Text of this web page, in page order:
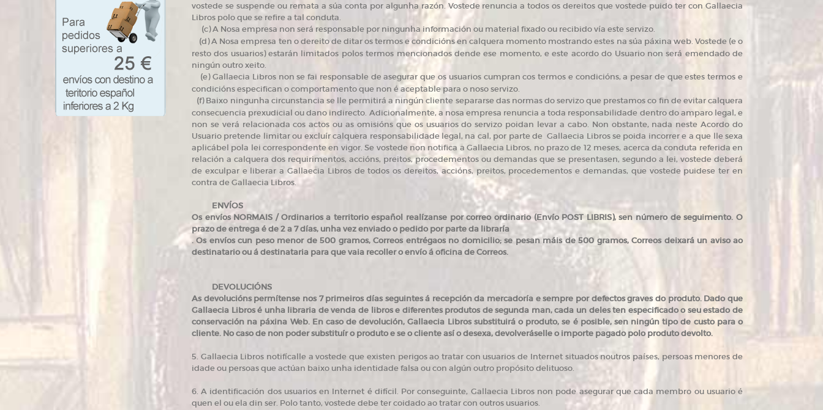
vostede se suspende ou remata a súa conta por algunha razón. Vostede renuncia a todos os dereitos que vostede puido ter con Gallaecia
Libros polo que se refire a tal conduta.
(c) A Nosa empresa non será responsable por ningunha información ou material fixado ou recibido vía este servizo.
(d) A Nosa empresa ten o dereito de ditar os termos e condicións en calquera momento mostrando estes na súa páxina web. Vostede (e o
resto dos usuarios) estarán limitados polos termos mencionados dende ese momento, e este acordo do Usuario non será emendado de
ningún outro xeito.
(e) Gallaecia Libros non se fai responsable de asegurar que os usuarios cumpran cos termos e condicións, a pesar de que estes termos e
condicións especifican o comportamento que non é aceptable para o noso servizo.
(f) Baixo ningunha circunstancia se lle permitirá a ningún cliente separarse das normas do servizo que prestamos co fin de evitar calquera
consecuencia prexudicial ou dano indirecto. Adicionalmente, a nosa empresa renuncia a toda responsabilidade dentro do amparo legal, e
non se verá relacionada cos actos ou as omisións que os usuarios do servizo poidan levar a cabo. Non obstante, nada neste Acordo do
Usuario pretende limitar ou excluír calquera responsabilidade legal, na cal, por parte de Gallaecia Libros se poida incorrer e a que lle sexa
aplicábel pola lei correspondente en vigor. Se vostede non notifica a Gallaecia Libros, no prazo de 12 meses, acerca da conduta referida en
relación a calquera dos requirimentos, accións, preitos, procedementos ou demandas que se presentasen, segundo a lei, vostede deberá
de exculpar e liberar a Gallaecia Libros de todos os dereitos, accións, preitos, procedementos e demandas, que vostede puidese ter en
contra de Gallaecia Libros.
ENVÍOS
Os envíos NORMAIS / Ordinarios a territorio español realízanse por correo ordinario (Envío POST LIBRIS), sen número de seguimento. O
prazo de entrega é de 2 a 7 días, unha vez enviado o pedido por parte da libraría
. Os envíos cun peso menor de 500 gramos, Correos entrégaos no domicilio; se pesan máis de 500 gramos, Correos deixará un aviso ao
destinatario ou á destinataria para que vaia recoller o envío á oficina de Correos.
DEVOLUCIÓNS
As devolucións permítense nos 7 primeiros días seguintes á recepción da mercadoría e sempre por defectos graves do produto. Dado que
Gallaecia Libros é unha libraria de venda de libros e diferentes produtos de segunda man, cada un deles ten especificado o seu estado de
conservación na páxina Web. En caso de devolución, Gallaecia Libros substituirá o produto, se é posible, sen ningún tipo de custo para o
cliente. No caso de non poder substituír o produto e se o cliente así o desexa, devolveráselle o importe pagado polo produto devolto.
5. Gallaecia Libros notifícalle a vostede que existen perigos ao tratar con usuarios de Internet situados noutros países, persoas menores de
idade ou persoas que actúan baixo unha identidade falsa ou con algún outro propósito delituoso.
6. A identificación dos usuarios en Internet é difícil. Por conseguinte, Gallaecia Libros non pode asegurar que cada membro ou usuario é
quen el ou ela din ser. Polo tanto, vostede debe ter coidado ao tratar con outros usuarios.